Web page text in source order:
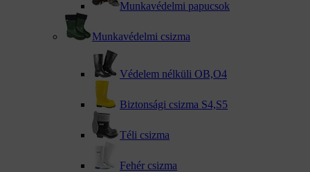
Munkavédelmi papucsok
Munkavédelmi csizma
Védelem nélküli OB,O4
Biztonsági csizma S4,S5
Téli csizma
Fehér csizma